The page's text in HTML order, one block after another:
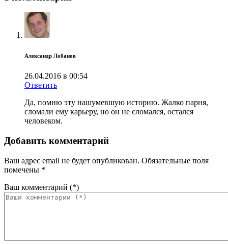
Александр Лобанов
26.04.2016 в 00:54
Ответить
Да, помню эту нашумевшую историю. Жалко парня,
сломали ему карьеру, но он не сломался, остался
человеком.
Добавить комментарий
Ваш адрес email не будет опубликован. Обязательные поля
помечены *
Ваш комментарий (*)